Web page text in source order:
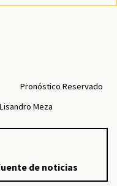
Pronóstico Reservado
Meza
de noticias